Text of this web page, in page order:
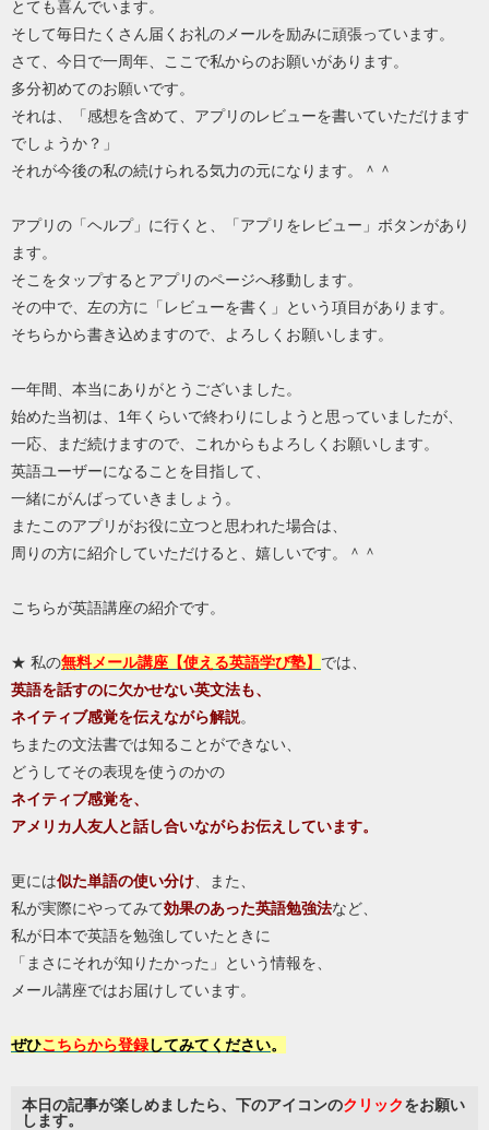
とても喜んでいます。
そして毎日たくさん届くお礼のメールを励みに頑張っています。
さて、今日で一周年、ここで私からのお願いがあります。
多分初めてのお願いです。
それは、「感想を含めて、アプリのレビューを書いていただけます
でしょうか？」
それが今後の私の続けられる気力の元になります。＾＾
アプリの「ヘルプ」に行くと、「アプリをレビュー」ボタンがあり
ます。
そこをタップするとアプリのページへ移動します。
その中で、左の方に「レビューを書く」という項目があります。
そちらから書き込めますので、よろしくお願いします。
一年間、本当にありがとうございました。
始めた当初は、1年くらいで終わりにしようと思っていましたが、
一応、まだ続けますので、これからもよろしくお願いします。
英語ユーザーになることを目指して、
一緒にがんばっていきましょう。
またこのアプリがお役に立つと思われた場合は、
周りの方に紹介していただけると、嬉しいです。＾＾
こちらが英語講座の紹介です。
★ 私の無料メール講座【使える英語学び塾】 では、
英語を話すのに欠かせない英文法も、
ネイティブ感覚を伝えながら解説。
ちまたの文法書では知ることができない、
どうしてその表現を使うのかの
ネイティブ感覚を、
アメリカ人友人と話し合いながらお伝えしています。
更には似た単語の使い分け 、また、
私が実際にやってみて効果のあった英語勉強法など、
私が日本で英語を勉強していたときに
「まさにそれが知りたかった」という情報を、
メール講座ではお届けしています。
ぜひこちらから登録してみてください。
本日の記事が楽しめましたら、下のアイコンのクリックをお願い
します。